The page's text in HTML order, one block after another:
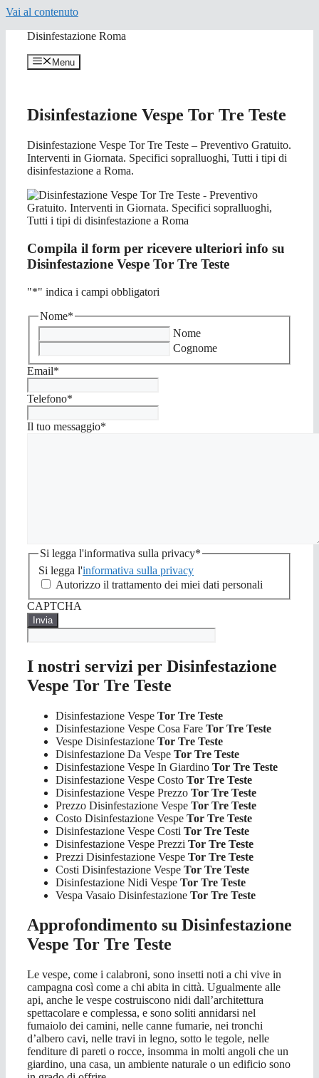
Vai al contenuto
Disinfestazione Roma
Menu
Disinfestazione Vespe Tor Tre Teste
Disinfestazione Vespe Tor Tre Teste – Preventivo Gratuito.
Interventi in Giornata. Specifici sopralluoghi, Tutti i tipi di
disinfestazione a Roma.
Compila il form per ricevere ulteriori info su
Disinfestazione Vespe Tor Tre Teste
"*" indica i campi obbligatori
Nome*
Nome
Cognome
Email*
Telefono*
Il tuo messaggio*
Si legga l'informativa sulla privacy*
Si legga l'informativa sulla privacy
Autorizzo il trattamento dei miei dati personali
CAPTCHA
I nostri servizi per Disinfestazione
Vespe Tor Tre Teste
Disinfestazione Vespe Tor Tre Teste
Disinfestazione Vespe Cosa Fare Tor Tre Teste
Vespe Disinfestazione Tor Tre Teste
Disinfestazione Da Vespe Tor Tre Teste
Disinfestazione Vespe In Giardino Tor Tre Teste
Disinfestazione Vespe Costo Tor Tre Teste
Disinfestazione Vespe Prezzo Tor Tre Teste
Prezzo Disinfestazione Vespe Tor Tre Teste
Costo Disinfestazione Vespe Tor Tre Teste
Disinfestazione Vespe Costi Tor Tre Teste
Disinfestazione Vespe Prezzi Tor Tre Teste
Prezzi Disinfestazione Vespe Tor Tre Teste
Costi Disinfestazione Vespe Tor Tre Teste
Disinfestazione Nidi Vespe Tor Tre Teste
Vespa Vasaio Disinfestazione Tor Tre Teste
Approfondimento su Disinfestazione
Vespe Tor Tre Teste
Le vespe, come i calabroni, sono insetti noti a chi vive in
campagna così come a chi abita in città. Ugualmente alle
api, anche le vespe costruiscono nidi dall’architettura
spettacolare e complessa, e sono soliti annidarsi nel
fumaiolo dei camini, nelle canne fumarie, nei tronchi
d’albero cavi, nelle travi in legno, sotto le tegole, nelle
fenditure di pareti o rocce, insomma in molti angoli che un
giardino, una casa, un ambiente naturale o un edificio sono